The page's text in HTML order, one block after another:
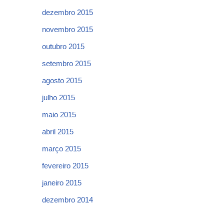
dezembro 2015
novembro 2015
outubro 2015
setembro 2015
agosto 2015
julho 2015
maio 2015
abril 2015
março 2015
fevereiro 2015
janeiro 2015
dezembro 2014